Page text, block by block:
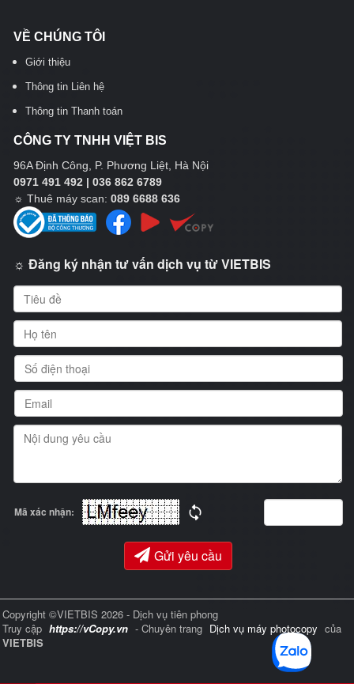
VỀ CHÚNG TÔI
Giới thiệu
Thông tin Liên hệ
Thông tin Thanh toán
CÔNG TY TNHH VIỆT BIS
96A Định Công, P. Phương Liệt, Hà Nội
0971 491 492 | 036 862 6789
☼ Thuê máy scan: 089 6688 636
☼ Đăng ký nhận tư vấn dịch vụ từ VIETBIS
Mã xác nhận:
Gửi yêu cầu
Copyright ©VIETBIS 2026 - Dịch vụ tiên phong
Truy cập https://vCopy.vn - Chuyên trang Dịch vụ máy photocopy của
VIETBIS